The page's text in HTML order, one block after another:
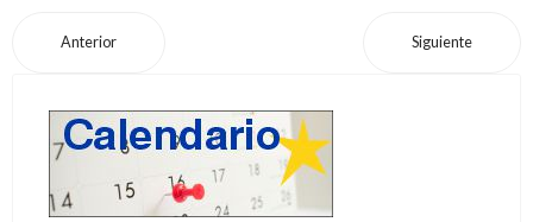
Anterior Siguiente